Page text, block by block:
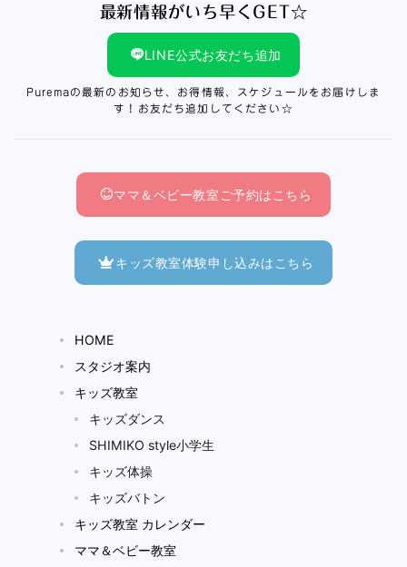
最新情報がいち早くGET☆
LINE公式お友だち追加
Puremaの最新のお知らせ、お得情報、スケジュールをお届けしま
す！お友だち追加してください☆
ママ＆ベビー教室ご予約はこちら
キッズ教室体験申し込みはこちら
HOME
スタジオ案内
キッズ教室
キッズダンス
SHIMIKO style小学生
キッズ体操
キッズバトン
キッズ教室 カレンダー
ママ＆ベビー教室